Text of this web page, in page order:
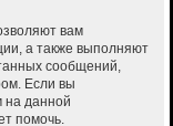
вам
а также выполняют
сообщений,
Если вы
на данной
помочь.